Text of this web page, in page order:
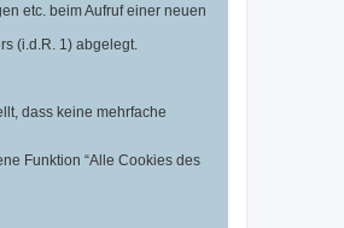
etc. beim Aufruf einer neuen
(i.d.R. 1) abgelegt.
dass keine mehrfache
Funktion “Alle Cookies des